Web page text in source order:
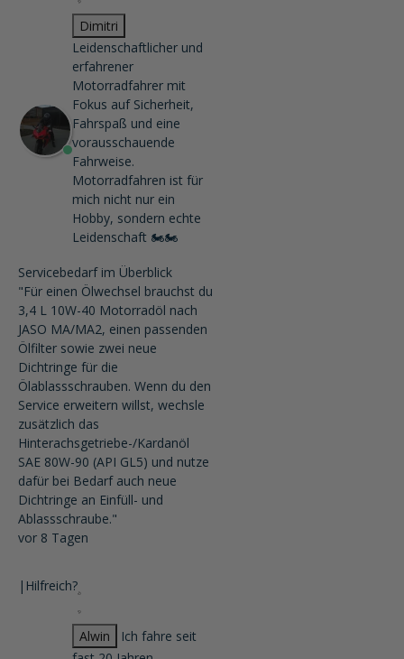
Dimitri
Leidenschaftlicher und
erfahrener
Motorradfahrer mit
Fokus auf Sicherheit,
Fahrspaß und eine
vorausschauende
Fahrweise.
Motorradfahren ist für
mich nicht nur ein
Hobby, sondern echte
Leidenschaft 🏍️🏍️
Servicebedarf im Überblick
"Für einen Ölwechsel brauchst du
3,4 L 10W-40 Motorradöl nach
JASO MA/MA2, einen passenden
Ölfilter sowie zwei neue
Dichtringe für die
Ölablassschrauben. Wenn du den
Service erweitern willst, wechsle
zusätzlich das
Hinterachsgetriebe-/Kardanöl
SAE 80W-90 (API GL5) und nutze
dafür bei Bedarf auch neue
Dichtringe an Einfüll- und
Ablassschraube."
vor 8 Tagen
| Hilfreich?
Alwin
Ich fahre seit